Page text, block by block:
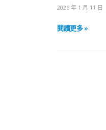
2026 年 1 月 11 日
閱讀更多 »